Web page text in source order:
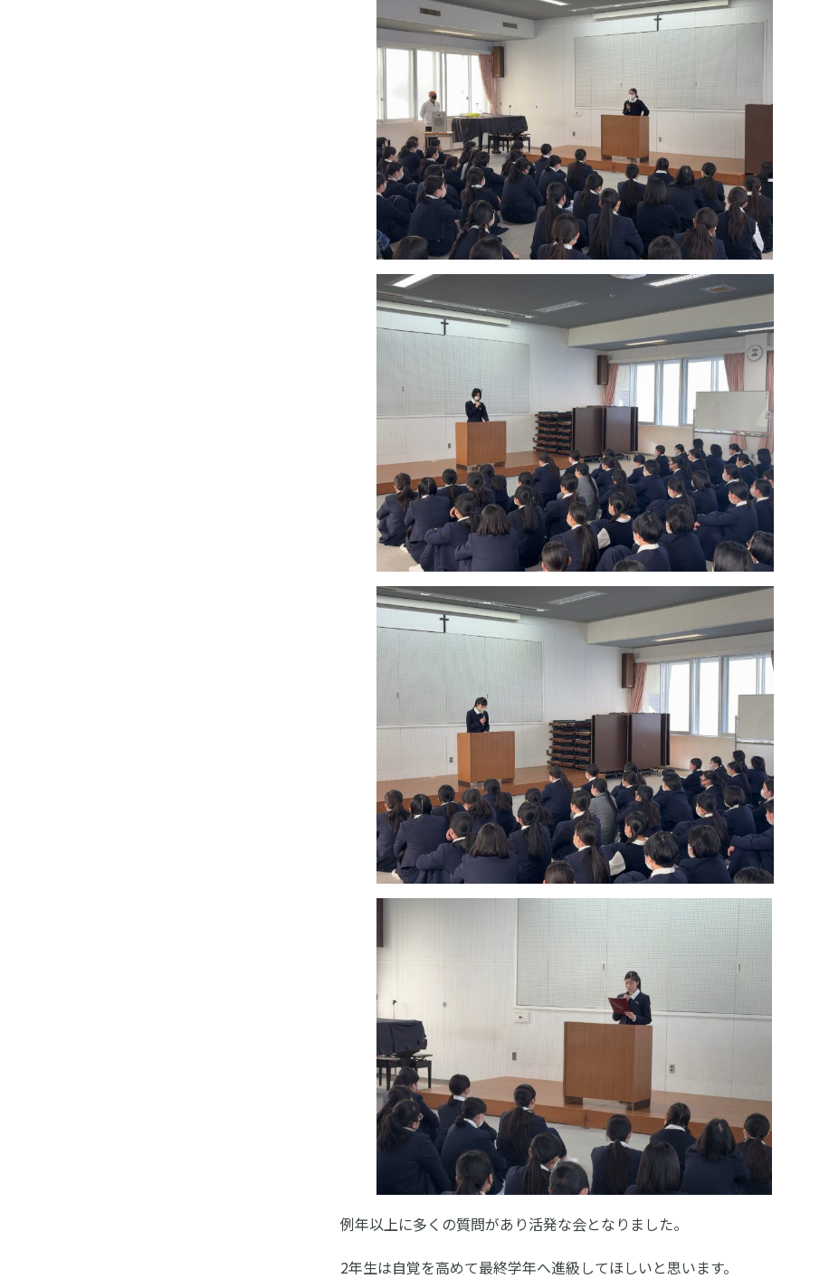
例年以上に多くの質問があり活発な会となりました。
2年生は自覚を高めて最終学年へ進級してほしいと思います。
中学校
学校紹介
年間行事
カリキュラム
信愛中の一日
入試情報
イベント参加申込
資料請求
幼稚園
学校紹介
学院の理念
学校長あいさつ
部活動のようす
施設・設備
受験・入学案内
高等学校入試関連
高校 イベント参加申込
中学校 イベント参加申込
資料請求
アクセス・通学について
〒860-8557 熊本市中央区上林町3-18TEL：096-354-5355（代表）